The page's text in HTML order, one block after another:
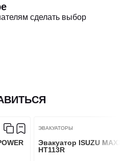
сделать выбор
ЭВАКУАТОРЫ
Эвакуатор ISUZU
HT113R